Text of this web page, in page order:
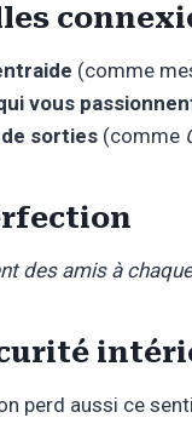
(comme
vous
sorties (comme
des amis à
perd aussi ce